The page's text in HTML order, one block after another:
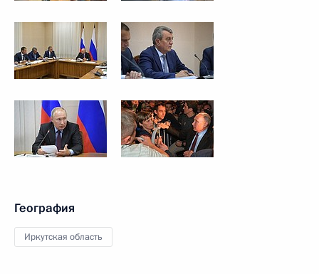
География
Иркутская область